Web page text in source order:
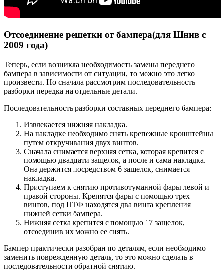
Отсоединение решетки от бампера(для Шнив с
2009 года)
Теперь, если возникла необходимость замены переднего
бампера в зависимости от ситуации, то можно это легко
произвести. Но сначала рассмотрим последовательность
разборки передка на отдельные детали.
Последовательность разборки составных переднего бампера:
Извлекается нижняя накладка.
На накладке необходимо снять крепежные кронштейны
путем откручивания двух винтов.
Сначала снимается верхняя сетка, которая крепится с
помощью двадцати защелок, а после и сама накладка.
Она держится посредством 6 защелок, снимается
накладка.
Приступаем к снятию противотуманной фары левой и
правой стороны. Крепятся фары с помощью трех
винтов, под ПТФ находятся два винта крепления
нижней сетки бампера.
Нижняя сетка крепится с помощью 17 защелок,
отсоединив их можно ее снять.
Бампер практически разобран по деталям, если необходимо
заменить поврежденную деталь, то это можно сделать в
последовательности обратной снятию.